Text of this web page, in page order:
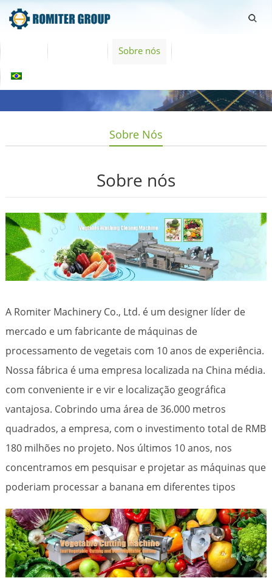
Sobre nós
Sobre Nós
Sobre nós
A Romiter Machinery Co., Ltd. é um designer líder de
mercado e um fabricante de máquinas de
processamento de vegetais com 10 anos de experiência.
Nossa fábrica é uma empresa localizada na China média.
com conveniente ir e vir e localização geográfica
vantajosa. Cobrindo uma área de 36.000 metros
quadrados, a empresa, com o investimento total de RMB
180 milhões no projeto. Nos últimos 10 anos, nos
concentramos em pesquisar e projetar as máquinas que
poderiam processar a banana em diferentes tipos